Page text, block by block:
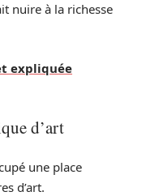
nuire à la richesse
expliquée
d’art
une place
d’art.